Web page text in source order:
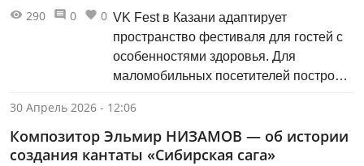
VK Fest в Казани адаптирует
пространство фестиваля для гостей с
особенностями здоровья. Для
маломобильных посетителей построят
необходимо. Для посетителей с
нейроотличиями создадут
специальные информационные
290 0 0
30 Апрель 2026 - 12:06
Композитор Эльмир НИЗАМОВ — об истории
создания кантаты «Сибирская сага»